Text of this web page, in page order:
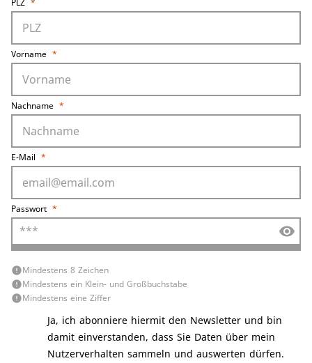
PLZ *
Vorname *
Nachname *
E-Mail *
Passwort *
visibility
errorMindestens 8 Zeichen
errorMindestens ein Klein- und Großbuchstabe
errorMindestens eine Ziffer
Ja, ich abonniere hiermit den Newsletter und bin
damit einverstanden, dass Sie Daten über mein
Nutzerverhalten sammeln und auswerten dürfen.